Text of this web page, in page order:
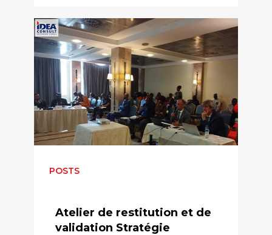
POSTS
Atelier de restitution et de
validation Stratégie